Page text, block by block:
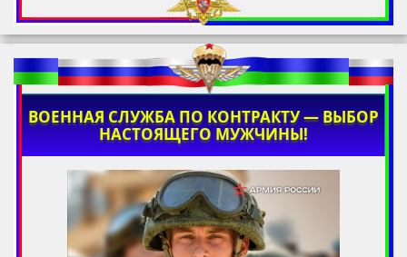
ВОЕННАЯ СЛУЖБА ПО КОНТРАКТУ — ВЫБОР
НАСТОЯЩЕГО МУЖЧИНЫ!